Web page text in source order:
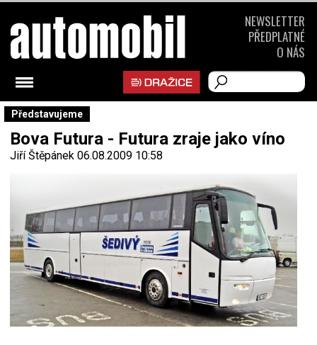
Představujeme
Bova Futura - Futura zraje jako víno
Jiří Štěpánek 06.08.2009 10:58
NEWSLETTER
PŘEDPLATNÉ
O NÁS